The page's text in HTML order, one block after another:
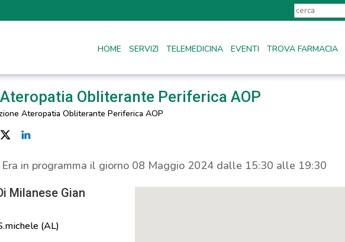
HOME SERVIZI TELEMEDICINA EVENTI TROVA FARMACIA
Obliterante Periferica AOP
Ateropatia Obliterante Periferica AOP
Era in programma il giorno 08 Maggio 2024 dalle 15:30 alle 19:30
Milanese Gian
(AL)